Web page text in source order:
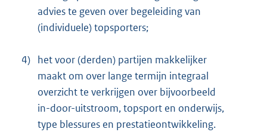
advies te geven over begeleiding van
(individuele) topsporters;
4) het voor (derden) partijen makkelijker
maakt om over lange termijn integraal
overzicht te verkrijgen over bijvoorbeeld
in-door-uitstroom, topsport en onderwijs,
type blessures en prestatieontwikkeling.